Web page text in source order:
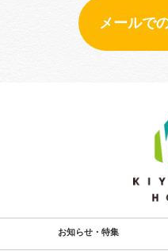
メールで
お知らせ・特集